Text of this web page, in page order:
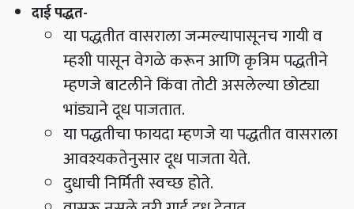
दाई पद्धत-
या पद्धतीत वासराला जन्मल्यापासूनच गायी व
म्हशी पासून वेगळे करून आणि कृत्रिम पद्धतीने
म्हणजे बाटलीने किंवा तोटी असलेल्या छोट्या
भांड्याने दूध पाजतात.
या पद्धतीचा फायदा म्हणजे या पद्धतीत वासराला
आवश्यकतेनुसार दूध पाजता येते.
दुधाची निर्मिती स्वच्छ होते.